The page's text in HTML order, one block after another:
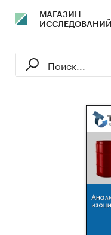
МАГАЗИН
ИССЛЕДОВАНИЙ